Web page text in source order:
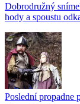
Dobrodružný
hody a spoustu
Poslední propadne